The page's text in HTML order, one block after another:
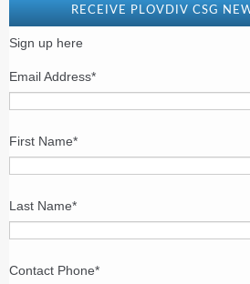
RECEIVE PLOVDIV CSG
Sign up here
Email Address*
First Name*
Last Name*
Contact Phone*